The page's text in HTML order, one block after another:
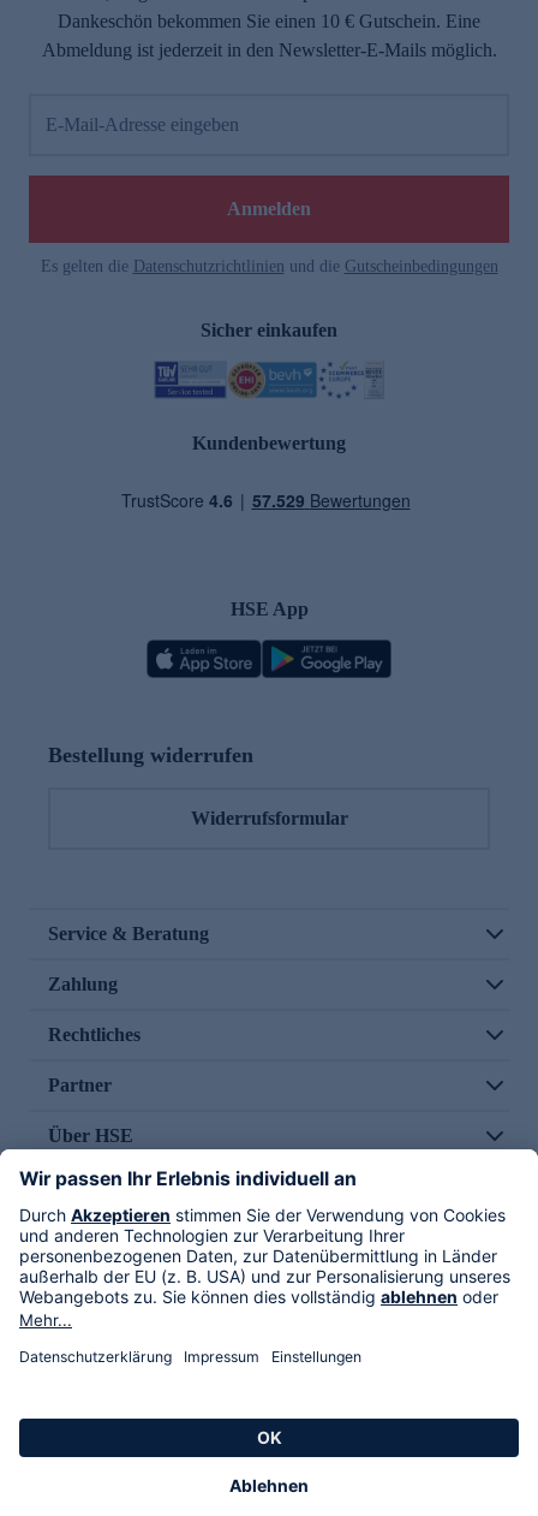
Dankeschön bekommen Sie einen 10 € Gutschein. Eine
Abmeldung ist jederzeit in den Newsletter-E-Mails möglich.
E-Mail-Adresse eingeben
Anmelden
Es gelten die Datenschutzrichtlinien und die Gutscheinbedingungen
Sicher einkaufen
Kundenbewertung
HSE App
Bestellung widerrufen
Widerrufsformular
Service & Beratung
Zahlung
Rechtliches
Partner
Über HSE
Im TV
HSE International